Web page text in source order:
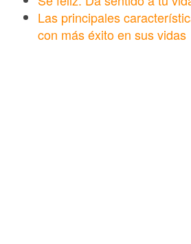
Las principales
con más éxito en sus vidas